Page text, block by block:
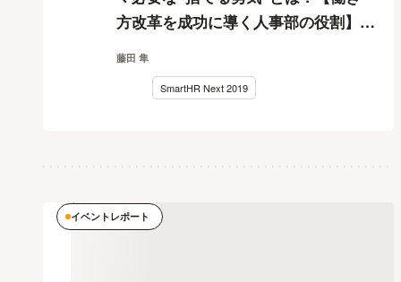
方改革を成功に導く人事部の役割】
藤田 隼
SmartHR Next 2019
イベントレポート